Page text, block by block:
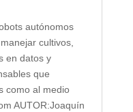
autónomos
cultivos,
en datos y
que
como al medio
AUTOR:Joaquín